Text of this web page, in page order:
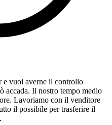
e vuoi averne il controllo
accada. Il nostro tempo medio
Lavoriamo con il venditore
il possibile per trasferire il